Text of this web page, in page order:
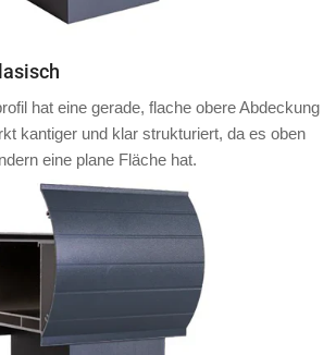
hat eine gerade, flache obere Abdeckung
kantiger und klar strukturiert, da es oben
eine plane Fläche hat.